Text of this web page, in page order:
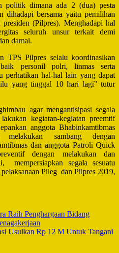
politik dimana ada 2 (dua) pesta
dihadapi bersama yaitu pemilihan
(Pilpres). Menghadapi hal
seluruh unsur terkait demi
damai.
TPS Pilpres selalu koordinasikan
personil polri, linmas serta
perhatikan hal-hal lain yang dapat
yang tinggal 10 hari lagi” tutur
agar mengantisipasi segala
kegiatan-kegiatan preemtif
anggota Bhabinkamtibmas
sambang dengan
dan anggota Patroli Quick
dengan melakukan dan
mempersiapkan segala sesuatu
Pileg dan Pilpres 2019,
Raih Penghargaan Bidang
Usulkan Rp 12 M Untuk Tangani